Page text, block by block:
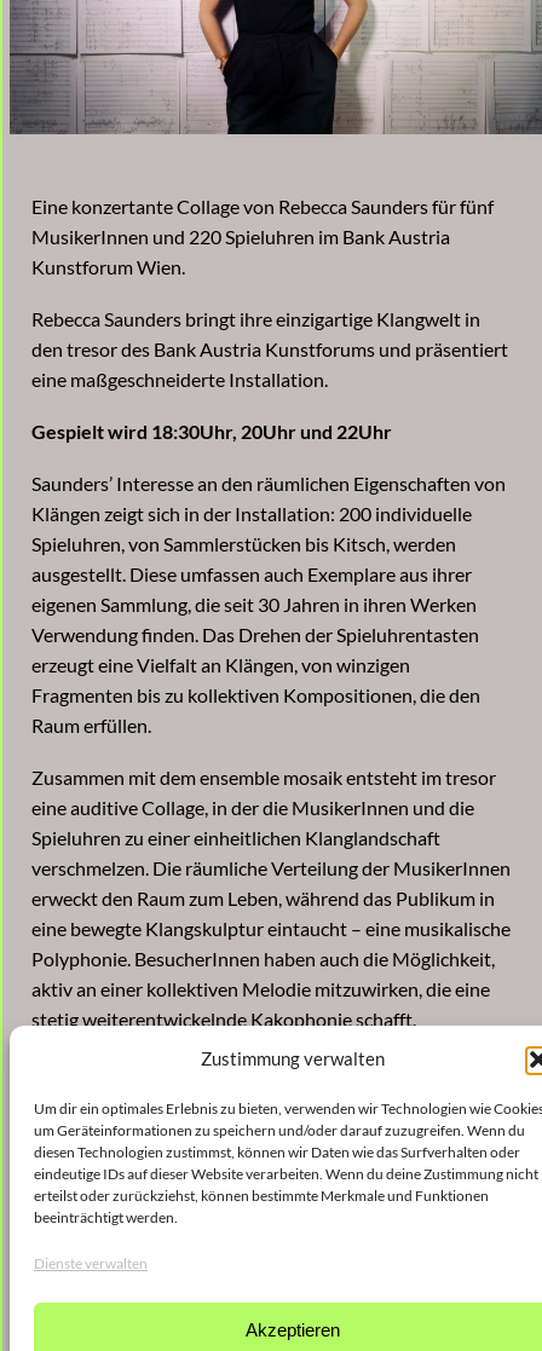
Zustimmung verwalten
Um dir ein optimales Erlebnis zu bieten, verwenden wir Technologien wie
um Geräteinformationen zu speichern und/oder darauf zuzugreifen. Wenn du
diesen Technologien zustimmst, können wir Daten wie das Surfverhalten oder
eindeutige IDs auf dieser Website verarbeiten. Wenn du deine Zustimmung nicht
erteilst oder zurückziehst, können bestimmte Merkmale und Funktionen
beeinträchtigt werden.
Dienste verwalten
Akzeptieren
Eine konzertante Collage von Rebecca Saunders für fünf
MusikerInnen und 220 Spieluhren im Bank Austria
Kunstforum Wien.
Rebecca Saunders bringt ihre einzigartige Klangwelt in
den tresor des Bank Austria Kunstforums und präsentiert
eine maßgeschneiderte Installation.
Gespielt wird 18:30Uhr, 20Uhr und 22Uhr
Saunders’ Interesse an den räumlichen Eigenschaften von
Klängen zeigt sich in der Installation: 200 individuelle
Spieluhren, von Sammlerstücken bis Kitsch, werden
ausgestellt. Diese umfassen auch Exemplare aus ihrer
eigenen Sammlung, die seit 30 Jahren in ihren Werken
Verwendung finden. Das Drehen der Spieluhrentasten
erzeugt eine Vielfalt an Klängen, von winzigen
Fragmenten bis zu kollektiven Kompositionen, die den
Raum erfüllen.
Zusammen mit dem ensemble mosaik entsteht im tresor
eine auditive Collage, in der die MusikerInnen und die
Spieluhren zu einer einheitlichen Klanglandschaft
verschmelzen. Die räumliche Verteilung der MusikerInnen
erweckt den Raum zum Leben, während das Publikum in
eine bewegte Klangskulptur eintaucht – eine musikalische
Polyphonie. BesucherInnen haben auch die Möglichkeit,
aktiv an einer kollektiven Melodie mitzuwirken, die eine
stetig weiterentwickelnde Kakophonie schafft.
Rockaby knüpft an die Installation Myriad an, die 2015 in
Zusammenarbeit mit Martin Rein-Cano und Topotek
entstand. Diese wurde später Teil der künstlerischen
Reihe Myriad I-III (2017-2023), die auch Saunders’
Kompositionen umfasste.
Kooperation mit dem Wiener Musikverein.